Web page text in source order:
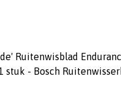
Ruitenwisblad
stuk - Bosch